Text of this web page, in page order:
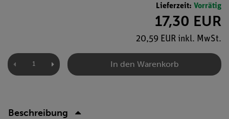
Lieferzeit: Vorrätig
17,30 EUR
20,59 EUR inkl. MwSt.
In den Warenkorb
Beschreibung